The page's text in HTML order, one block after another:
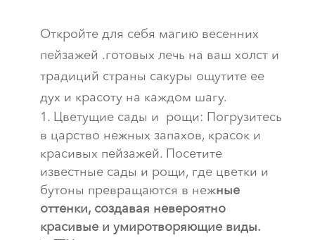
Откройте для себя магию весенних
пейзажей .готовых лечь на ваш холст и
традиций страны сакуры ощутите ее
дух и красоту на каждом шагу.
Цветущие сады и рощи: Погрузитесь
в царство нежных запахов, красок и
красивых пейзажей. Посетите
известные сады и рощи, где цветки и
бутоны превращаются в нежные
оттенки, создавая невероятно
красивые и умиротворяющие виды.